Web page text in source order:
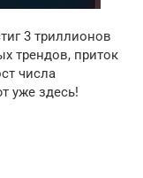
3 триллионов
трендов, приток
числа
уже здесь!